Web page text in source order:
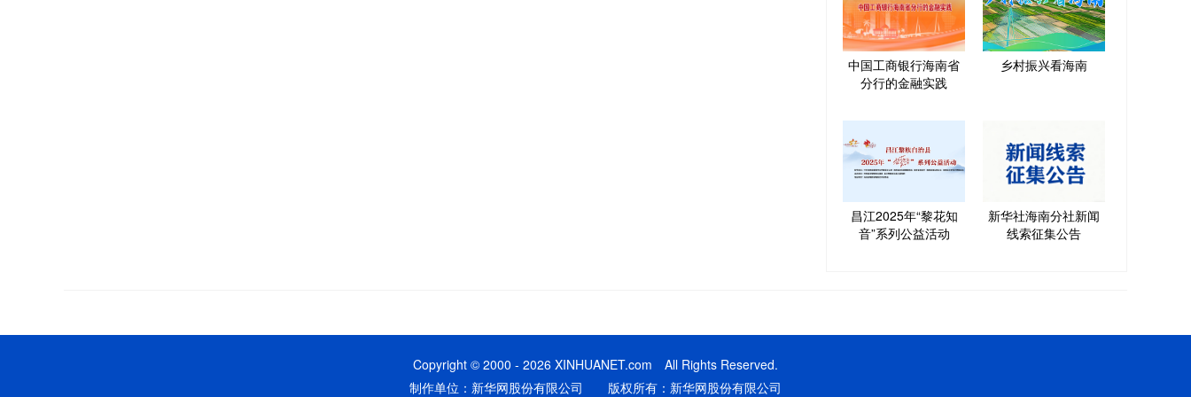
中国工商银行海南省
分行的金融实践
乡村振兴看海南
昌江2025年“黎花知
音”系列公益活动
新华社海南分社新闻
线索征集公告
Copyright © 2000 - 2026 XINHUANET.com All Rights Reserved.
制作单位：新华网股份有限公司 版权所有：新华网股份有限公司